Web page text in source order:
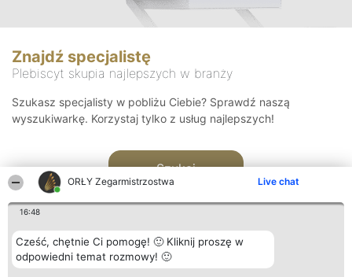
ORŁY Zegarmistrzostwa Live chat
16:48
Cześć, chętnie Ci pomogę! 🙂 Kliknij proszę w
odpowiedni temat rozmowy! 🙂
Znajdź specjalistę
Plebiscyt skupia najlepszych w branży
Szukasz specjalisty w pobliżu Ciebie? Sprawdź naszą
wyszukiwarkę. Korzystaj tylko z usług najlepszych!
Szukaj